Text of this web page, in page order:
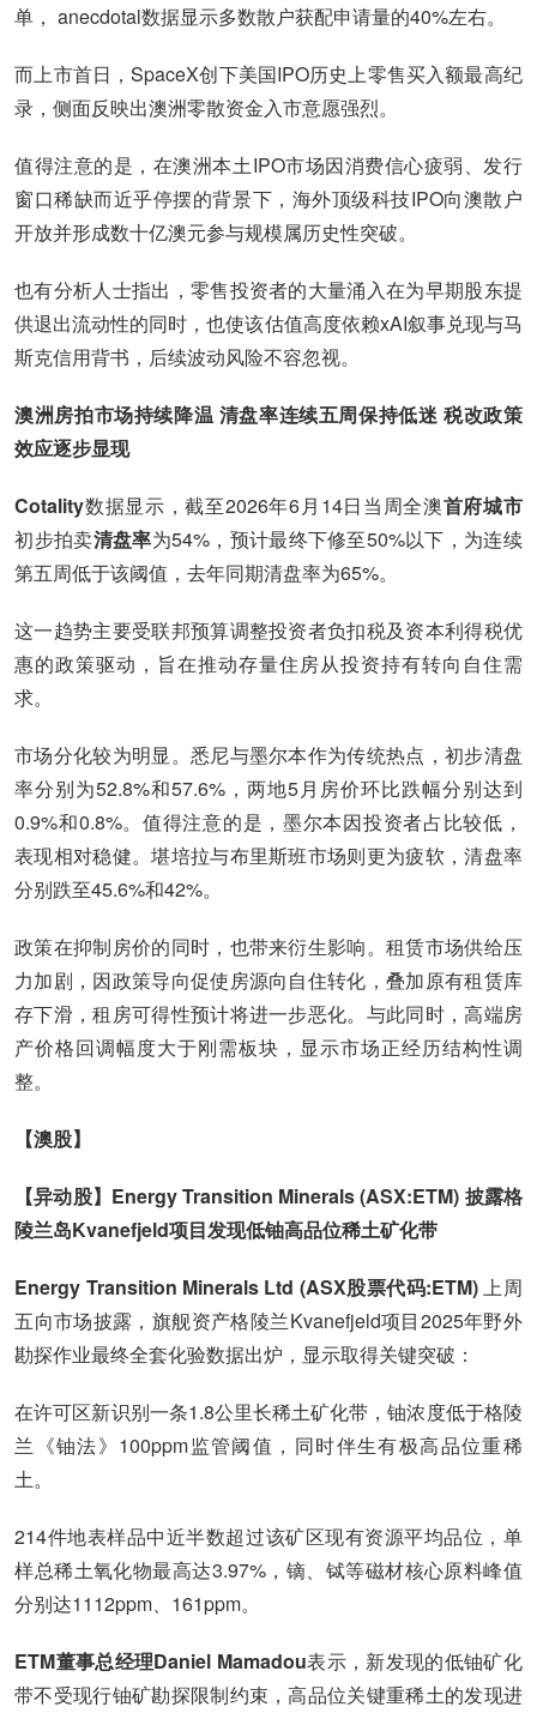
单， anecdotal数据显示多数散户获配申请量的40%左右。
而上市首日，SpaceX创下美国IPO历史上零售买入额最高纪
录，侧面反映出澳洲零散资金入市意愿强烈。
值得注意的是，在澳洲本土IPO市场因消费信心疲弱、发行
窗口稀缺而近乎停摆的背景下，海外顶级科技IPO向澳散户
开放并形成数十亿澳元参与规模属历史性突破。
也有分析人士指出，零售投资者的大量涌入在为早期股东提
供退出流动性的同时，也使该估值高度依赖xAI叙事兑现与马
斯克信用背书，后续波动风险不容忽视。
澳洲房拍市场持续降温 清盘率连续五周保持低迷 税改政策
效应逐步显现
Cotality数据显示，截至2026年6月14日当周全澳首府城市
初步拍卖清盘率为54%，预计最终下修至50%以下，为连续
第五周低于该阈值，去年同期清盘率为65%。
这一趋势主要受联邦预算调整投资者负扣税及资本利得税优
惠的政策驱动，旨在推动存量住房从投资持有转向自住需
求。
市场分化较为明显。悉尼与墨尔本作为传统热点，初步清盘
率分别为52.8%和57.6%，两地5月房价环比跌幅分别达到
0.9%和0.8%。值得注意的是，墨尔本因投资者占比较低，
表现相对稳健。堪培拉与布里斯班市场则更为疲软，清盘率
分别跌至45.6%和42%。
政策在抑制房价的同时，也带来衍生影响。租赁市场供给压
力加剧，因政策导向促使房源向自住转化，叠加原有租赁库
存下滑，租房可得性预计将进一步恶化。与此同时，高端房
产价格回调幅度大于刚需板块，显示市场正经历结构性调
整。
【澳股】
【异动股】Energy Transition Minerals (ASX:ETM) 披露格
陵兰岛Kvanefjeld项目发现低铀高品位稀土矿化带
Energy Transition Minerals Ltd (ASX股票代码:ETM) 上周
五向市场披露，旗舰资产格陵兰Kvanefjeld项目2025年野外
勘探作业最终全套化验数据出炉，显示取得关键突破：
在许可区新识别一条1.8公里长稀土矿化带，铀浓度低于格陵
兰《铀法》100ppm监管阈值，同时伴生有极高品位重稀
土。
214件地表样品中近半数超过该矿区现有资源平均品位，单
样总稀土氧化物最高达3.97%，镝、铽等磁材核心原料峰值
分别达1112ppm、161ppm。
ETM董事总经理Daniel Mamadou表示，新发现的低铀矿化
带不受现行铀矿勘探限制约束，高品位关键重稀土的发现进